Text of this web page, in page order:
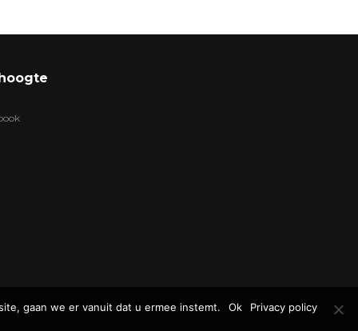
gaan we er vanuit dat u ermee instemt. Ok Privacy policy